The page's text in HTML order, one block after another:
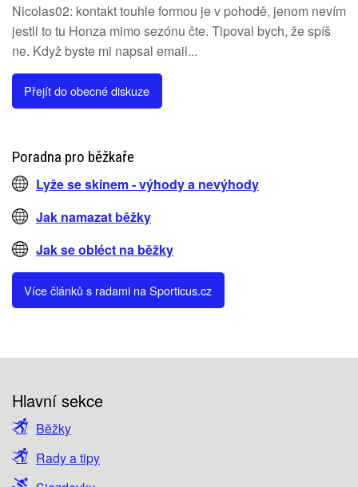
Nicolas02: kontakt touhle formou je v pohodě, jenom nevím
jestli to tu Honza mimo sezónu čte. Tipoval bych, že spíš
ne. Když byste mi napsal email...
Přejít do obecné diskuze
Poradna pro běžkaře
Lyže se skinem - výhody a nevýhody
Jak namazat běžky
Jak se obléct na běžky
Více článků s radami na Sporticus.cz
Hlavní sekce
Běžky
Rady a tipy